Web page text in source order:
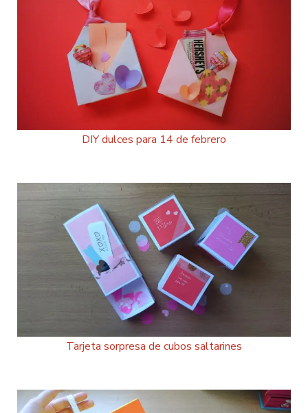
DIY dulces para 14 de febrero
Tarjeta sorpresa de cubos saltarines